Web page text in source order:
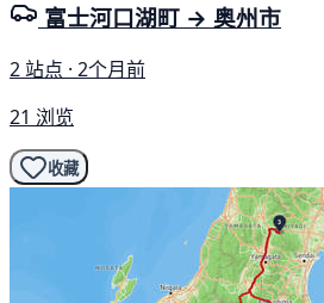
富士河口湖町 → 奥州市
2 站点 · 2个月前
21 浏览
收藏